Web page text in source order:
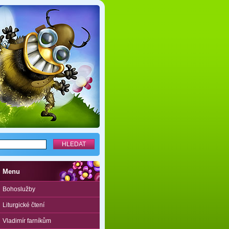
Menu
Bohoslužby
Liturgické čtení
Vladimír farníkům